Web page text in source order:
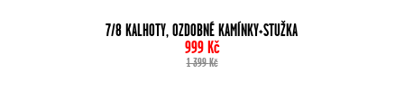
7/8 KALHOTY, OZDOBNÉ KAMÍNKY+STUŽKA
999Kč
1 399Kč